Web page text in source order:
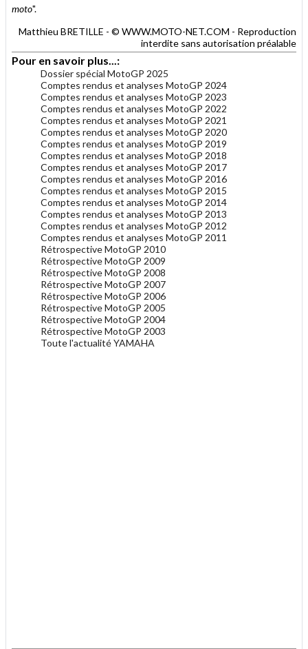
moto".
Matthieu BRETILLE - © WWW.MOTO-NET.COM - Reproduction
interdite sans autorisation préalable
Pour en savoir plus...:
Dossier spécial MotoGP 2025
Comptes rendus et analyses MotoGP 2024
Comptes rendus et analyses MotoGP 2023
Comptes rendus et analyses MotoGP 2022
Comptes rendus et analyses MotoGP 2021
Comptes rendus et analyses MotoGP 2020
Comptes rendus et analyses MotoGP 2019
Comptes rendus et analyses MotoGP 2018
Comptes rendus et analyses MotoGP 2017
Comptes rendus et analyses MotoGP 2016
Comptes rendus et analyses MotoGP 2015
Comptes rendus et analyses MotoGP 2014
Comptes rendus et analyses MotoGP 2013
Comptes rendus et analyses MotoGP 2012
Comptes rendus et analyses MotoGP 2011
Rétrospective MotoGP 2010
Rétrospective MotoGP 2009
Rétrospective MotoGP 2008
Rétrospective MotoGP 2007
Rétrospective MotoGP 2006
Rétrospective MotoGP 2005
Rétrospective MotoGP 2004
Rétrospective MotoGP 2003
Toute l'actualité YAMAHA